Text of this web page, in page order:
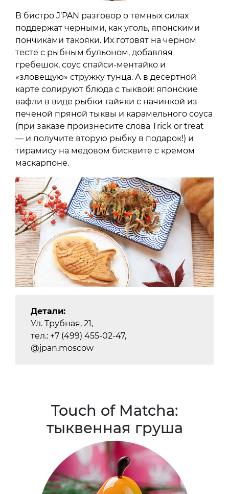
В бистро J’PAN разговор о темных силах
поддержат черными, как уголь, японскими
пончиками такояки. Их готовят на черном
тесте с рыбным бульоном, добавляя
гребешок, соус спайси-ментайко и
«зловещую» стружку тунца. А в десертной
карте солируют блюда с тыквой: японские
вафли в виде рыбки тайяки с начинкой из
печеной пряной тыквы и карамельного соуса
(при заказе произнесите слова Trick or treat
— и получите вторую рыбку в подарок!) и
тирамису на медовом бисквите с кремом
маскарпоне.
Детали:
Ул. Трубная, 21,
тел.: +7 (499) 455-02-47,
@jpan.moscow
Touch of Matcha:
тыквенная груша